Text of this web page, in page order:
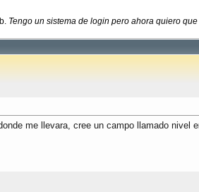
Tengo un sistema de login pero ahora quiero
me llevara, cree un campo llamado